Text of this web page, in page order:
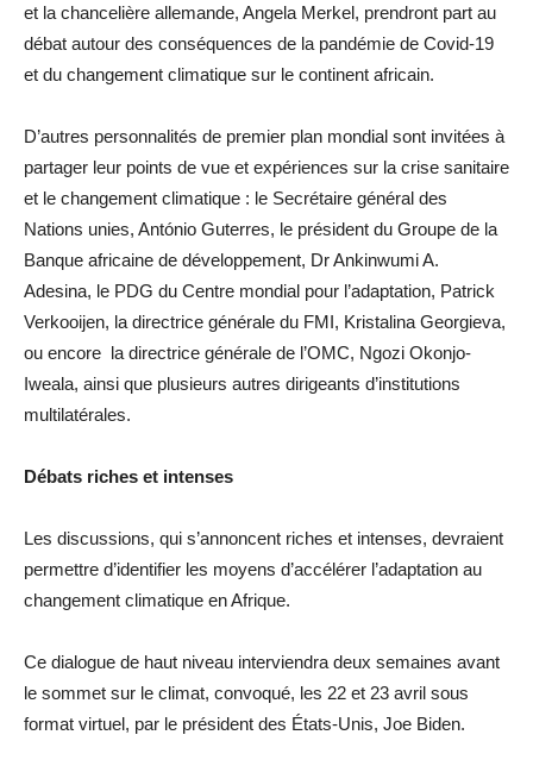
et la chancelière allemande, Angela Merkel, prendront part au
débat autour des conséquences de la pandémie de Covid-19
et du changement climatique sur le continent africain.
D’autres personnalités de premier plan mondial sont invitées à
partager leur points de vue et expériences sur la crise sanitaire
et le changement climatique : le Secrétaire général des
Nations unies, António Guterres, le président du Groupe de la
Banque africaine de développement, Dr Ankinwumi A.
Adesina, le PDG du Centre mondial pour l’adaptation, Patrick
Verkooijen, la directrice générale du FMI, Kristalina Georgieva,
ou encore la directrice générale de l’OMC, Ngozi Okonjo-
Iweala, ainsi que plusieurs autres dirigeants d’institutions
multilatérales.
Débats riches et intenses
Les discussions, qui s’annoncent riches et intenses, devraient
permettre d’identifier les moyens d’accélérer l’adaptation au
changement climatique en Afrique.
Ce dialogue de haut niveau interviendra deux semaines avant
le sommet sur le climat, convoqué, les 22 et 23 avril sous
format virtuel, par le président des États-Unis, Joe Biden.